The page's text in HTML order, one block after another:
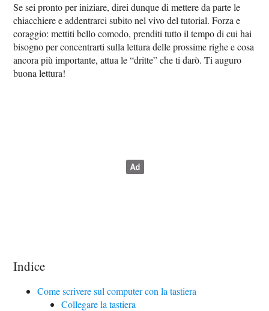
Se sei pronto per iniziare, direi dunque di mettere da parte le
chiacchiere e addentrarci subito nel vivo del tutorial. Forza e
coraggio: mettiti bello comodo, prenditi tutto il tempo di cui hai
bisogno per concentrarti sulla lettura delle prossime righe e cosa
ancora più importante, attua le “dritte” che ti darò. Ti auguro
buona lettura!
Indice
Come scrivere sul computer con la tastiera
Collegare la tastiera